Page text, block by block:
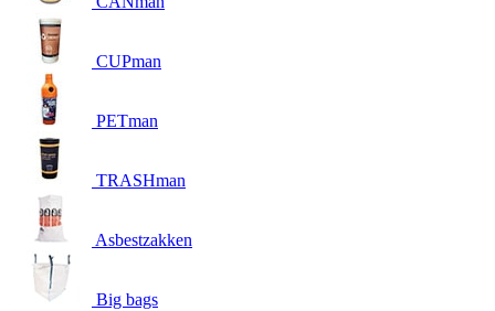
CUPman
PETman
TRASHman
Asbestzakken
Big bags